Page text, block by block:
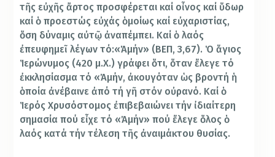
τῆς εὐχῆς ἄρτος προσφέρεται καί οἶνος καί ὕδωρ
καί ὁ προεστώς εὐχάς ὁμοίως καί εὐχαριστίας,
ὅση δύναμις αὐτῷ ἀναπέμπει. Καί ὁ λαός
ἐπευφημεῖ λέγων τό:«Ἀμήν» (ΒΕΠ, 3,67). Ὁ ἅγιος
Ἱερώνυμος (420 μ.Χ.) γράφει ὅτι, ὅταν ἔλεγε τό
ἐκκλησίασμα τό «Ἀμήν, ἀκουγόταν ὡς βροντή ἡ
ὁποία ἀνέβαινε ἀπό τή γῆ στόν οὐρανό. Καί ὁ
Ἱερός Χρυσόστομος ἐπιβεβαιώνει τήν ἰδιαίτερη
σημασία πού εἶχε τό «Ἀμήν» πού ἔλεγε ὅλος ὁ
λαός κατά τήν τέλεση τῆς ἀναιμάκτου θυσίας.